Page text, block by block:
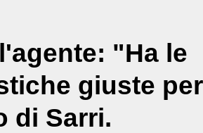
"Ha le
giuste per
di Sarri.